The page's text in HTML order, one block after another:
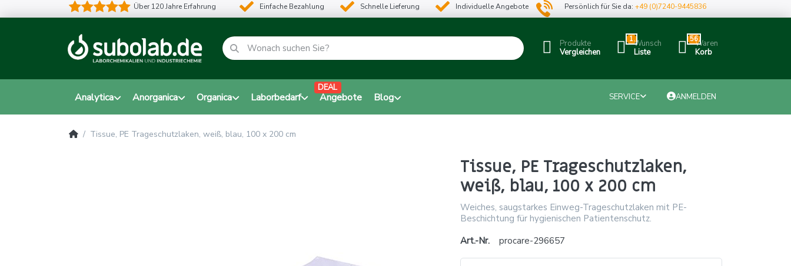
Über 120 Jahre Erfahrung Einfache Bezahlung Schnelle Lieferung Individuelle Angebote Persönlich für Sie da:+49 (0)7240-9445836
Produkte
Vergleichen
1Wunsch
Liste
56Waren
Korb
Analytica Anorganica Organica Laborbedarf Angebote
DEAL
Blog SERVICE ANMELDEN
Tissue, PE Trageschutzlaken, weiß, blau, 100 x 200 cm
Tissue, PE Trageschutzlaken,
weiß, blau, 100 x 200 cm
Weiches, saugstarkes Einweg-Trageschutzlaken mit PE-
Beschichtung für hygienischen Patientenschutz.
Art.-Nr.
procare-296657